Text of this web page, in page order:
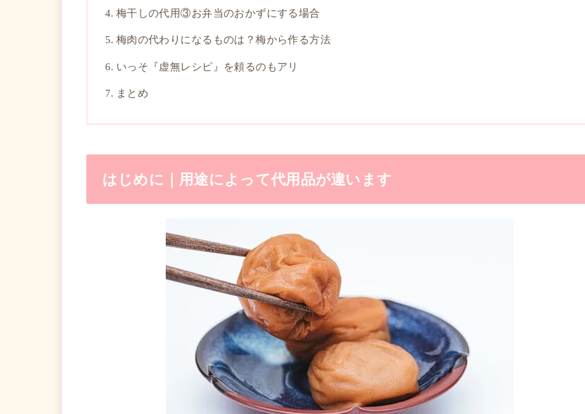
梅干しの代用③お弁当のおかずにする場合
梅肉の代わりになるものは？梅から作る方法
いっそ『虚無レシピ』を頼るのもアリ
まとめ
はじめに｜用途によって代用品が違います